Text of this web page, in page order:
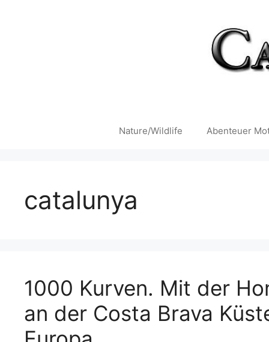
Nature/Wildlife Abenteuer
catalunya
1000 Kurven. Mit der
an der Costa Brava